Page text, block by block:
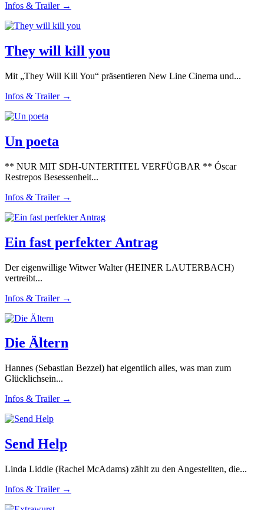
Infos & Trailer →
They will kill you
Mit „They Will Kill You“ präsentieren New Line Cinema und...
Infos & Trailer →
Un poeta
** NUR MIT SDH-UNTERTITEL VERFÜGBAR ** Óscar
Restrepos Besessenheit...
Infos & Trailer →
Ein fast perfekter Antrag
Der eigenwillige Witwer Walter (HEINER LAUTERBACH)
vertreibt...
Infos & Trailer →
Die Ältern
Hannes (Sebastian Bezzel) hat eigentlich alles, was man zum
Glücklichsein...
Infos & Trailer →
Send Help
Linda Liddle (Rachel McAdams) zählt zu den Angestellten, die...
Infos & Trailer →